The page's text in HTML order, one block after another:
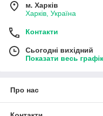
м. Харків
Харків, Україна
Контакти
Сьогодні вихідний
Показати весь
Про нас